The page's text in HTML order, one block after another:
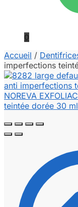
0
Accueil /
imperfections